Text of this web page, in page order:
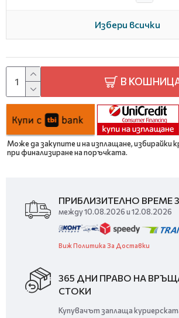
Избери всички
В
Може да закупите и на изплащане, избирайки
при финализиране на поръчката.
ПРИБЛИЗИТЕЛНО ВРЕМЕ
между 10.08.2026 и 12.08.2026
Виж Политика За Доставки
365 ДНИ ПРАВО НА
СТОКИ
Купувачът заплаща